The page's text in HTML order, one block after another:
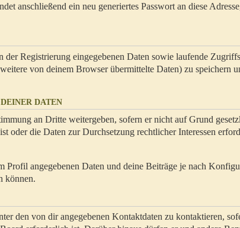
anschließend ein neu generiertes Passwort an diese
Registrierung eingegebenen Daten sowie laufende
von deinem Browser übermittelte Daten) zu speichern
DATEN
an Dritte weitergeben, sofern er nicht auf Grund
oder die Daten zur Durchsetzung rechtlicher Interessen
Profil angegebenen Daten und deine Beiträge je nach
können.
den von dir angegebenen Kontaktdaten zu kontaktieren,